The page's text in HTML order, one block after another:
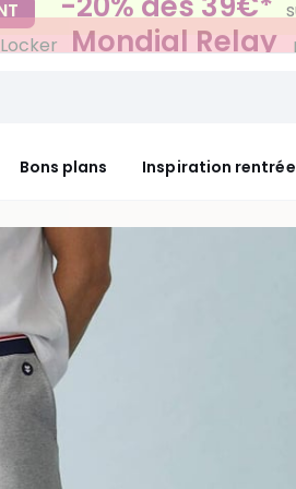
Mondial Relay
Bons plans Inspiration rentrée